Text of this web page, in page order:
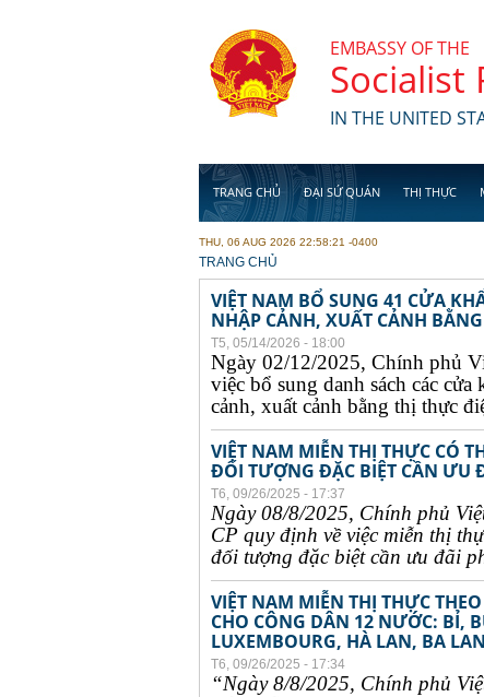
EMBASSY OF THE
Socialist
IN THE UNITED
TRANG CHỦ ĐẠI SỨ QUÁN THỊ THỰC
THU, 06 AUG 2026 22:58:21 -0400
YOU ARE HERE
TRANG CHỦ
VIỆT NAM BỔ SUNG 41 CỬA
NHẬP CẢNH, XUẤT CẢNH
T5, 05/14/2026 - 18:00
Ngày 02/12/2025, Chính phủ
việc bổ sung danh sách các
cảnh, xuất cảnh bằng thị thực
VIỆT NAM MIỄN THỊ THỰC CÓ
ĐỐI TƯỢNG ĐẶC BIỆT CẦN ƯU
T6, 09/26/2025 - 17:37
Ngày 08/8/2025, Chính phủ
CP quy định về việc miễn thị
đối tượng đặc biệt cần ưu đãi
VIỆT NAM MIỄN THỊ THỰC
CHO CÔNG DÂN 12 NƯỚC: BỈ,
LUXEMBOURG, HÀ LAN, BA
T6, 09/26/2025 - 17:34
“Ngày 8/8/2025, Chính phủ